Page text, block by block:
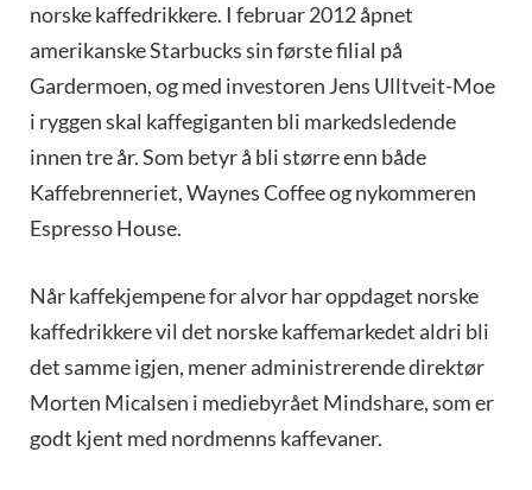
norske kaffedrikkere. I februar 2012 åpnet
amerikanske Starbucks sin første filial på
Gardermoen, og med investoren Jens Ulltveit-Moe
i ryggen skal kaffegiganten bli markedsledende
innen tre år. Som betyr å bli større enn både
Kaffebrenneriet, Waynes Coffee og nykommeren
Espresso House.
Når kaffekjempene for alvor har oppdaget norske
kaffedrikkere vil det norske kaffemarkedet aldri bli
det samme igjen, mener administrerende direktør
Morten Micalsen i mediebyrået Mindshare, som er
godt kjent med nordmenns kaffevaner.